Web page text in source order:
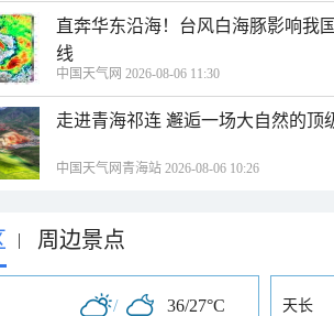
直奔华东沿海！台风白海豚影响我
线
中国天气网 2026-08-06 11:30
走进青海祁连 邂逅一场大自然的顶
中国天气网青海站 2026-08-06 10:26
| 周边景点
/ 36/27°C 天长